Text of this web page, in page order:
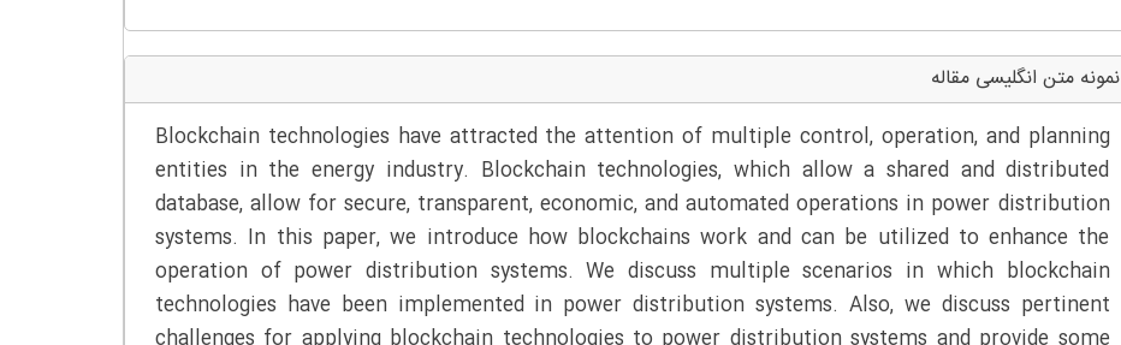
نمونه متن انگلیسی مقاله
Blockchain technologies have attracted the attention of multiple control, operation, and planning
entities in the energy industry. Blockchain technologies, which allow a shared and distributed
database, allow for secure, transparent, economic, and automated operations in power distribution
systems. In this paper, we introduce how blockchains work and can be utilized to enhance the
operation of power distribution systems. We discuss multiple scenarios in which blockchain
technologies have been implemented in power distribution systems. Also, we discuss pertinent